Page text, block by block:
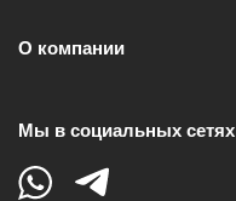
О компании
Мы в социальных сетях